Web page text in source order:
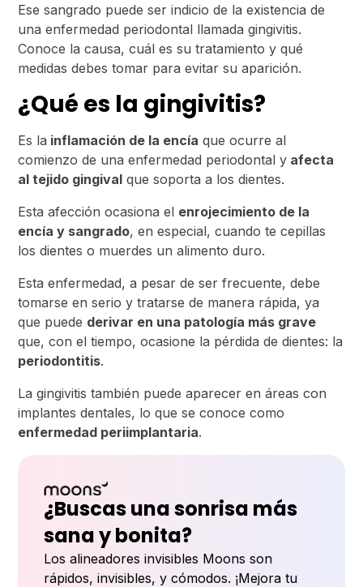
Ese sangrado puede ser indicio de la existencia de
una enfermedad periodontal llamada gingivitis.
Conoce la causa, cuál es su tratamiento y qué
medidas debes tomar para evitar su aparición.
¿Qué es la gingivitis?
Es la inflamación de la encía que ocurre al
comienzo de una enfermedad periodontal y afecta
al tejido gingival que soporta a los dientes.
Esta afección ocasiona el enrojecimiento de la
encía y sangrado, en especial, cuando te cepillas
los dientes o muerdes un alimento duro.
Esta enfermedad, a pesar de ser frecuente, debe
tomarse en serio y tratarse de manera rápida, ya
que puede derivar en una patología más grave
que, con el tiempo, ocasione la pérdida de dientes: la
periodontitis.
La gingivitis también puede aparecer en áreas con
implantes dentales, lo que se conoce como
enfermedad periimplantaria.
¿Buscas una sonrisa más
sana y bonita?
Los alineadores invisibles Moons son
rápidos, invisibles, y cómodos. ¡Mejora tu